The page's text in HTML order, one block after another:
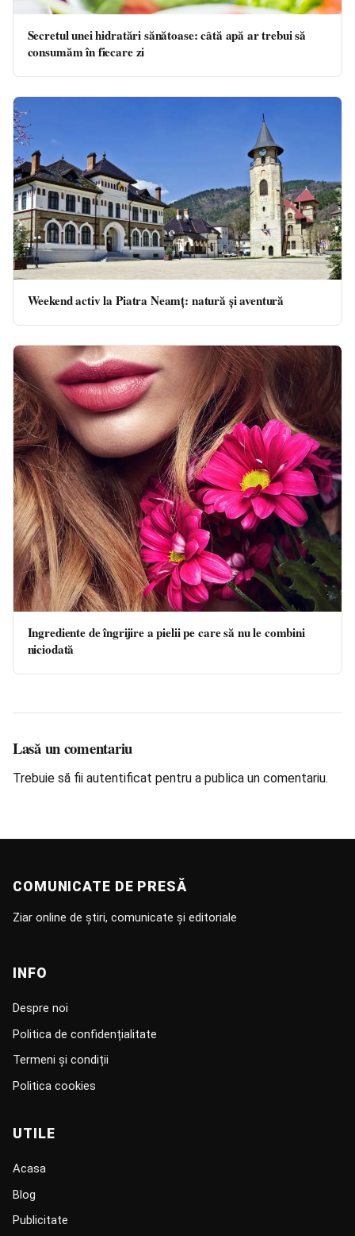
Secretul unei hidratări sănătoase: câtă apă ar trebui să
consumăm în fiecare zi
Weekend activ la Piatra Neamț: natură și aventură
Ingrediente de îngrijire a pielii pe care să nu le combini
niciodată
Lasă un comentariu
Trebuie să fii autentificat pentru a publica un comentariu.
COMUNICATE DE PRESĂ
Ziar online de știri, comunicate și editoriale
INFO
Despre noi
Politica de confidențialitate
Termeni și condiții
Politica cookies
UTILE
Acasa
Blog
Publicitate